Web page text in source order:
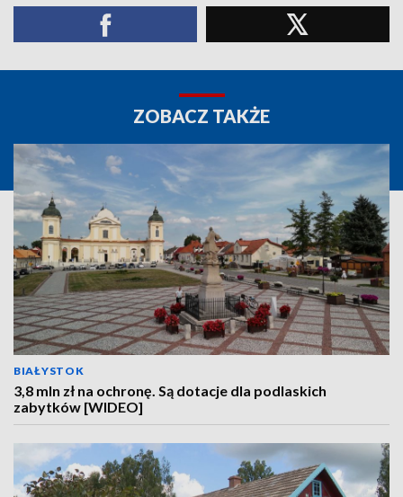
ZOBACZ TAKŻE
BIAŁYSTOK
3,8 mln zł na ochronę. Są dotacje dla podlaskich
zabytków [WIDEO]